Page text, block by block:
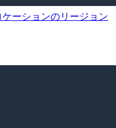
ーションのリージョン